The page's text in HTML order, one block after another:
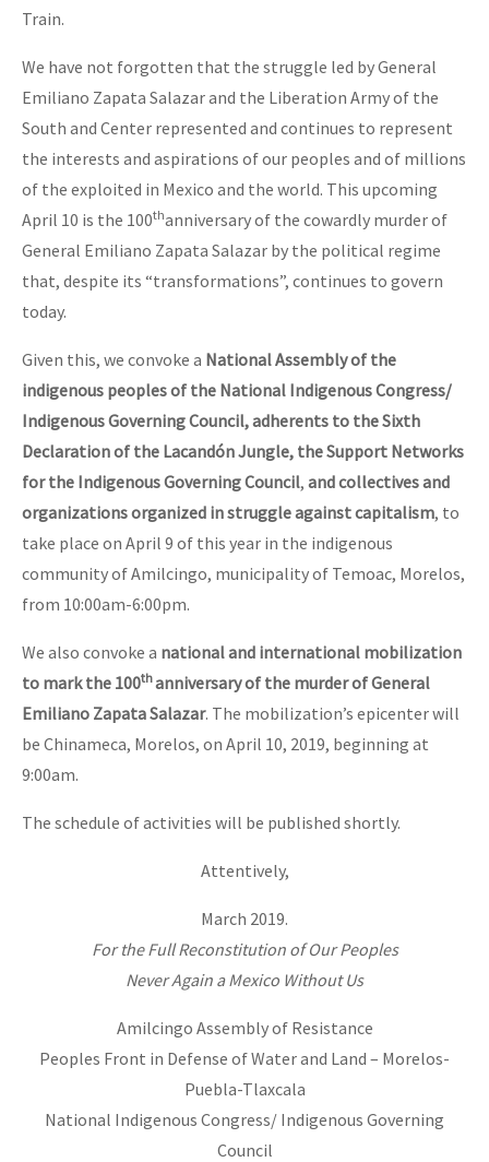
Train.
We have not forgotten that the struggle led by General
Emiliano Zapata Salazar and the Liberation Army of the
South and Center represented and continues to represent
the interests and aspirations of our peoples and of millions
of the exploited in Mexico and the world. This upcoming
April 10 is the 100thanniversary of the cowardly murder of
General Emiliano Zapata Salazar by the political regime
that, despite its “transformations”, continues to govern
today.
Given this, we convoke a National Assembly of the
indigenous peoples of the National Indigenous Congress/
Indigenous Governing Council, adherents to the Sixth
Declaration of the Lacandón Jungle, the Support Networks
for the Indigenous Governing Council, and collectives and
organizations organized in struggle against capitalism, to
take place on April 9 of this year in the indigenous
community of Amilcingo, municipality of Temoac, Morelos,
from 10:00am-6:00pm.
We also convoke a national and international mobilization
to mark the 100thanniversary of the murder of General
Emiliano Zapata Salazar. The mobilization’s epicenter will
be Chinameca, Morelos, on April 10, 2019, beginning at
9:00am.
The schedule of activities will be published shortly.
Attentively,
March 2019.
For the Full Reconstitution of Our Peoples
Never Again a Mexico Without Us
Amilcingo Assembly of Resistance
Peoples Front in Defense of Water and Land – Morelos-
Puebla-Tlaxcala
National Indigenous Congress/ Indigenous Governing
Council